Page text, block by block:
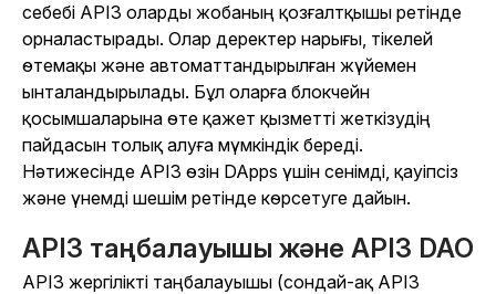
себебі API3 оларды жобаның қозғалтқышы ретінде
орналастырады. Олар деректер нарығы, тікелей
өтемақы және автоматтандырылған жүйемен
ынталандырылады. Бұл оларға блокчейн
қосымшаларына өте қажет қызметті жеткізудің
пайдасын толық алуға мүмкіндік береді.
Нәтижесінде API3 өзін DApps үшін сенімді, қауіпсіз
және үнемді шешім ретінде көрсетуге дайын.
API3 таңбалауышы және API3 DAO
API3 жергілікті таңбалауышы (сондай-ақ API3